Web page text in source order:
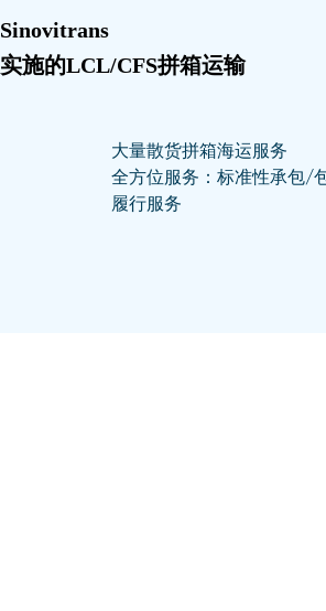
登记咨询
Sinovitrans
实施的LCL/CFS拼箱运输
大量散货拼箱海运服务
全方位服务：标准性承包/
履行服务